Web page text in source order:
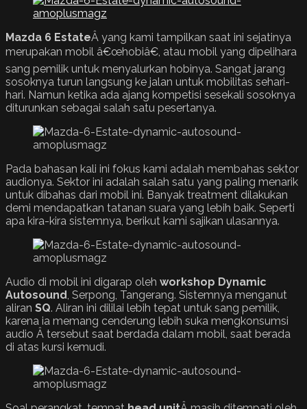
Mazda 6 EstateÂ yang kami tampilkan saat ini sejatinya
merupakan mobil â€œhobiâ€, atau mobil yang dipelihara
sang pemilik untuk menyalurkan hobinya. Sangat jarang
sosoknya turun langsung ke jalan untuk mobilitas sehari-
hari. Namun ketika ada ajang kompetisi sesekali sosoknya
diturunkan sebagai salah satu pesertanya.
Pada bahasan kali ini fokus kami adalah membahas sektor
audionya. Sektor ini adalah salah satu yang paling menarik
untuk dibahas dari mobil ini. Banyak treatment dilakukan
demi mendapatkan tatanan suara yang lebih baik. Seperti
apa kira-kira sistemnya, berikut kami sajikan ulasannya.
Audio di mobil ini digarap oleh workshop Dynamic
Autosound , Serpong, Tangerang. Sistemnya menganut
aliran SQ. Aliran ini dililai lebih tepat untuk sang pemilik,
karena ia memang cenderung lebih suka mengkonsumsi
audio Â tersebut saat berdada dalam mobil, saat berada
di atas kursi kemudi.